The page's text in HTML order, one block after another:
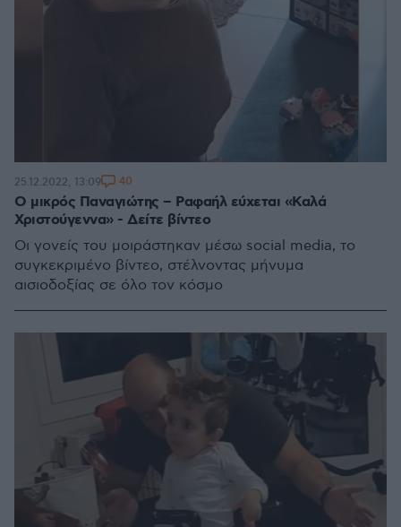
Ο μικρός Παναγιώτης – Ραφαήλ εύχεται «Καλά
Χριστούγεννα» - Δείτε βίντεο
Οι γονείς του μοιράστηκαν μέσω social media, το
συγκεκριμένο βίντεο, στέλνοντας μήνυμα
αισιοδοξίας σε όλο τον κόσμο
25.12.2022, 13:09 40